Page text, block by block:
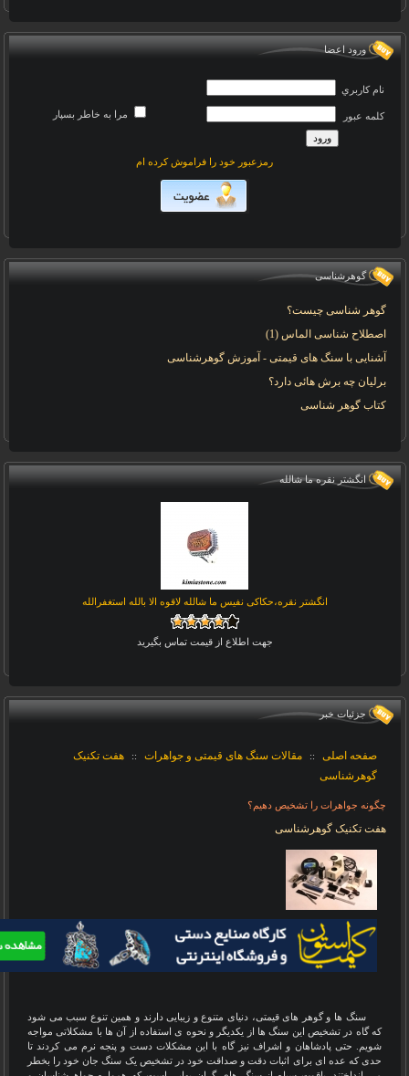
ورود اعضا
نام کاربري
کلمه عبور مرا به خاطر بسپار
رمزعبور خود را فراموش کرده ام
گوهرشناسی
گوهر شناسی چیست؟
اصطلاح شناسی الماس (1)
آشنایی با سنگ های قیمتی - آموزش گوهرشناسی
برلیان چه برش هائی دارد؟
کتاب گوهر شناسی
انگشتر نقره ما شالله
انگشتر نقره،حکاکی نفیس ما شالله لاقوه الا بالله استغفرالله
جهت اطلاع از قیمت تماس بگیرید
جزئيات خبر
صفحه اصلی :: مقالات سنگ های قیمتی و جواهرات ::
هفت تکنیک
گوهرشناسی
چگونه جواهرات را تشخیص دهیم؟
هفت تکنیک گوهرشناسی
سنگ ها و گوهر های قیمتی، دنیای متنوع و زیبایی دارند و همین تنوع سبب می شود
که گاه در تشخیص این سنگ ها از یکدیگر و نحوه ی استفاده از آن ها با مشکلاتی مواجه
شویم. حتی پادشاهان و اشراف نیز گاه با این مشکلات دست و پنجه نرم می کردند تا
حدی که عده ای برای اثبات دقت و صداقت خود در تشخیص یک سنگ جان خود را بخطر